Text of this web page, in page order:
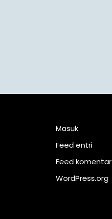
Masuk
Feed entri
Feed komentar
WordPress.org